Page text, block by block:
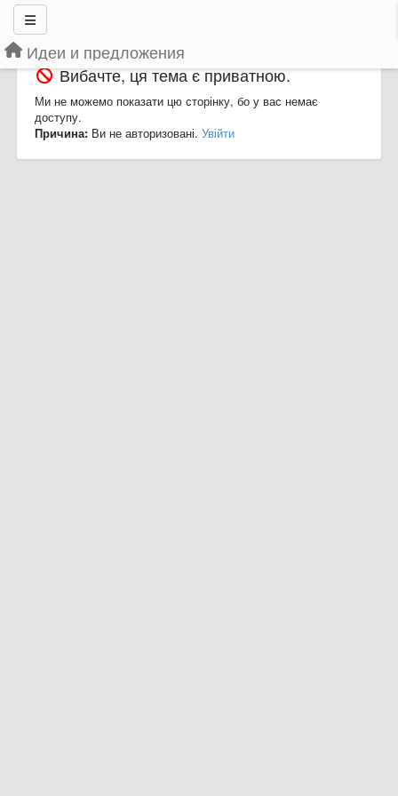
Идеи и предложения
Вибачте, ця тема є приватною.
Ми не можемо показати цю сторінку, бо у вас немає
доступу.
Причина: Ви не авторизовані. Увійти